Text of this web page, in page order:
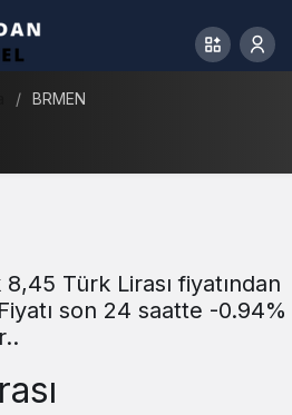
BRMEN
Türk Lirası fiyatından
son 24 saatte -0.94%